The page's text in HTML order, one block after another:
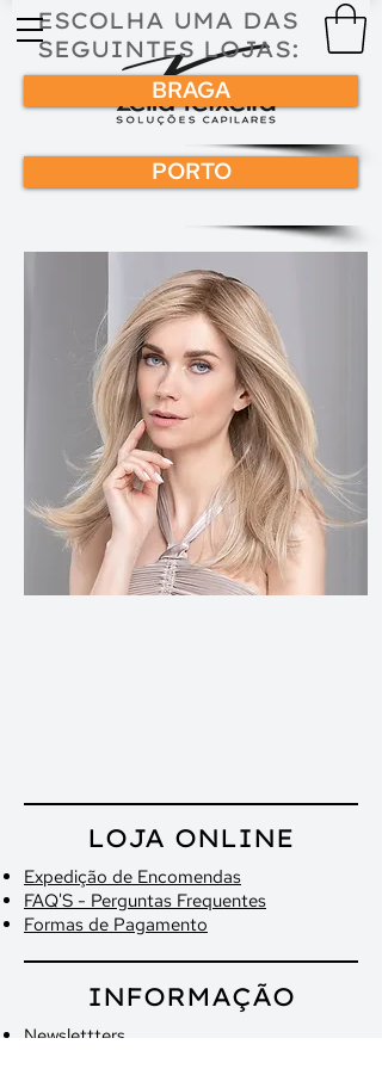
ESCOLHA UMA DAS
SEGUINTES LOJAS:
BRAGA
PORTO
LOJA ONLINE
Expedição de Encomendas
FAQ'S - Perguntas Frequentes
Formas de Pagamento
INFORMAÇÃO
Newslettters